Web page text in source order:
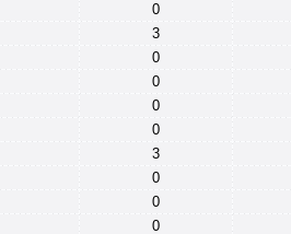
0
3
0
0
0
0
3
0
0
0